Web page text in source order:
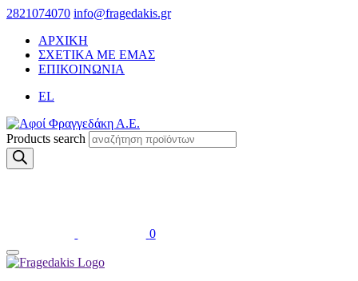
2821074070 info@fragedakis.gr
ΑΡΧΙΚΗ
ΣΧΕΤΙΚΑ ΜΕ ΕΜΑΣ
ΕΠΙΚΟΙΝΩΝΙΑ
EL
Products search
0